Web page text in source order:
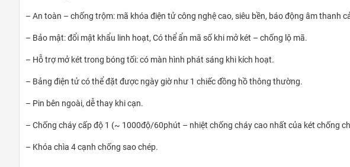
– An toàn – chống trộm: mã khóa điện tử công nghệ cao, siêu bền, báo động âm thanh
– Bảo mật: đổi mật khẩu linh hoạt, Có thể ẩn mã số khi mở két – chống lộ mã.
– Hỗ trợ mở két trong bóng tối: có màn hình phát sáng khi kích hoạt.
– Bảng điện tử có thể đặt được ngày giờ như 1 chiếc đồng hồ thông thường.
– Pin bên ngoài, dễ thay khi cạn.
– Chống cháy cấp độ 1 (~ 1000độ/60phút – nhiệt chống cháy cao nhất của két chống
– Khóa chìa 4 cạnh chống sao chép.